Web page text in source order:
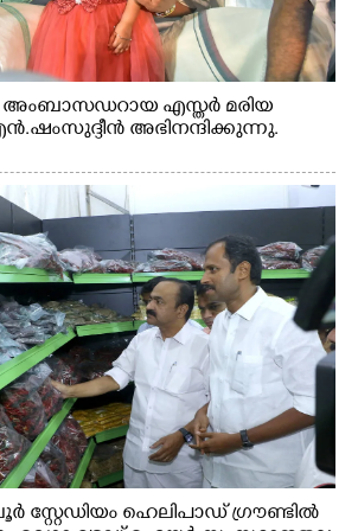
എസ്തർ മരിയ
അഭിനന്ദിക്കുന്നു.
ഹെലിപാഡ് ഗ്രൗണ്ടിൽ